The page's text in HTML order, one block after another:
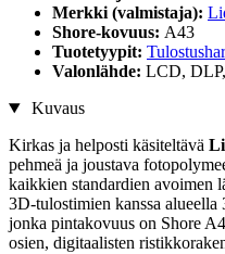
Merkki (valmistaja):
Shore-kovuus: A43
Tuotetyypit:
Valonlähde: LCD,
Kuvaus
Kirkas ja helposti käsiteltävä
pehmeä ja joustava
kaikkien standardien
3D-tulostimien kanssa
jonka pintakovuus on Shore
osien, digitaalisten